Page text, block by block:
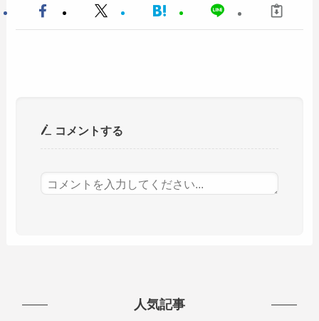
コメントする
人気記事